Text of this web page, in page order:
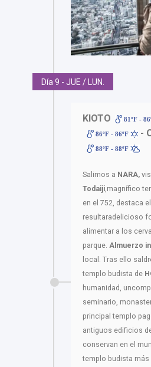
Día 9 - JUE / LUN.
KIOTO 81ºF -
86ºF - 86ºF -
88ºF - 88ºF
Salimos a NARA,
Todaiji,magnífico
en el 752, destaca
resultaradelicioso
alimentar a los
parque. Almuerzo
local. Tras ello
templo budista de
humanidad,
seminario,
principal templo
antiguos edificios
conservan en el
templo budista más